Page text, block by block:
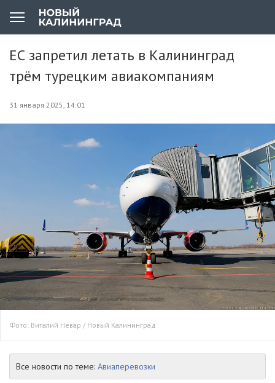
ЕС запретил летать в Калининград
трём турецким авиакомпаниям
31 января 2025, 14:01
Фото: Виталий Невар / Новый Калининград
Все новости по теме: Авиаперевозки